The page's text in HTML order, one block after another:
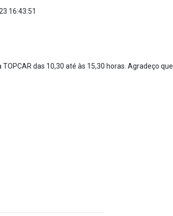
16:43:51
das 10,30 até às 15,30 horas. Agradeço que